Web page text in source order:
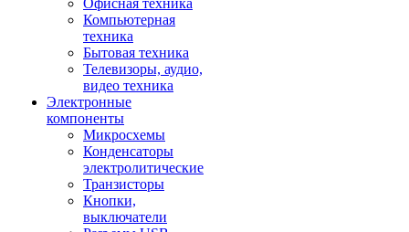
Офисная техника
Компьютерная
техника
Бытовая техника
Телевизоры, аудио,
видео техника
Электронные
компоненты
Микросхемы
Конденсаторы
электролитические
Транзисторы
Кнопки,
выключатели